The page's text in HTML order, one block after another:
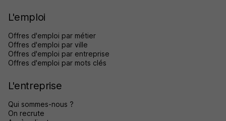
L'emploi
Offres d'emploi par métier
Offres d'emploi par ville
Offres d'emploi par entreprise
Offres d'emploi par mots clés
L'entreprise
Qui sommes-nous ?
On recrute